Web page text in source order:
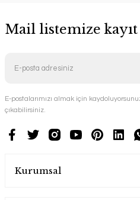
Mail listemize
E-postalarımızı almak için
çıkabilirsiniz.
Kurumsal